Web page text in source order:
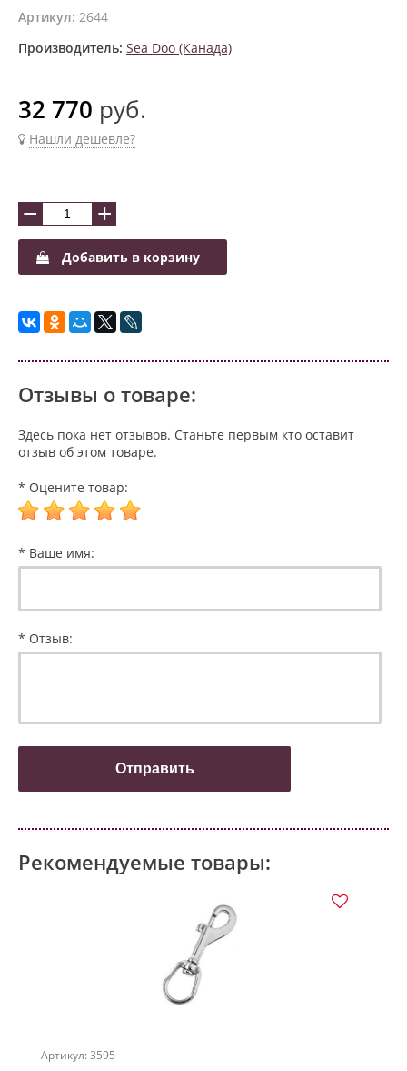
Артикул: 2644
Производитель: Sea Doo (Канада)
32 770 руб.
Нашли дешевле?
− +
Добавить в корзину
Отзывы о товаре:
Здесь пока нет отзывов. Станьте первым кто оставит
отзыв об этом товаре.
* Оцените товар:
* Ваше имя:
* Отзыв:
Рекомендуемые товары:
Артикул: 3595